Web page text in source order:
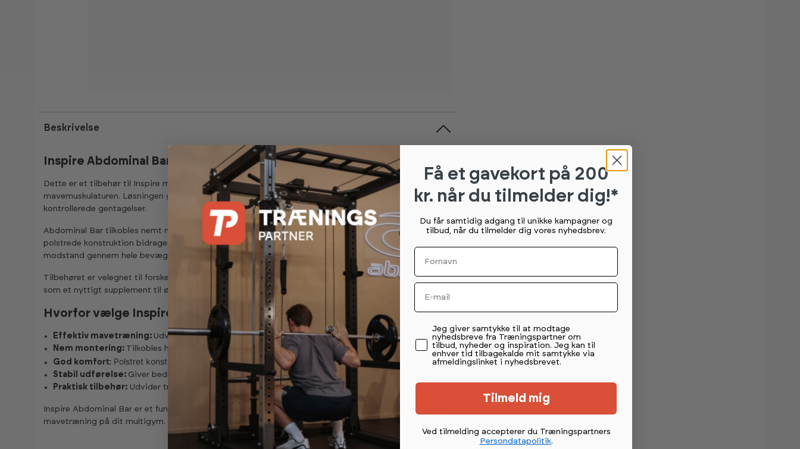
Beskrivelse
Inspire Abdominal Bar - tilbehør til effektiv mavetræning
Dette er et tilbehør til Inspire multigym, udviklet til dig, der ønsker mere målrettet træning af
mavemuskulaturen. Løsningen giver støtte og komfort under øvelser og gør det nemmere at udføre
kontrollerede gentagelser.
Abdominal Bar tilkobles nemt multigymmet og giver en stabil træningsposition under brug. Den
polstrede konstruktion bidrager til øget komfort, samtidig med at den sikrer god kontakt og
modstand gennem hele bevægelsen.
Tilbehøret er velegnet til forskellige maveøvelser, hvor kontrol og korrekt teknik er vigtigt, og fungerer
som et nyttigt supplement til øvrig styrketræning på multigym.
Hvorfor vælge Inspire Abdominal Bar?
Effektiv mavetræning: Udviklet til målrettet træning af core
Nem montering: Tilkobles hurtigt til Inspire multigym
God komfort: Polstret konstruktion giver behagelig brug
Stabil udførelse: Giver bedre kontrol i øvelserne
Praktisk tilbehør: Udvider træningsmulighederne på multigym
Inspire Abdominal Bar er et funktionelt supplement til dig, der ønsker bedre komfort og mere effektiv
mavetræning på dit multigym.
Få et gavekort på 200
kr. når du tilmelder dig!*
Du får samtidig adgang til unikke kampagner og
tilbud, når du tilmelder dig vores nyhedsbrev.
Fornavn
Email
Permission tekst
Jeg giver samtykke til at modtage
nyhedsbreve fra Træningspartner om
tilbud, nyheder og inspiration. Jeg kan til
enhver tid tilbagekalde mit samtykke via
afmeldingslinket i nyhedsbrevet.
Tilmeld mig
Ved tilmelding accepterer du Træningspartners
Persondatapolitik.